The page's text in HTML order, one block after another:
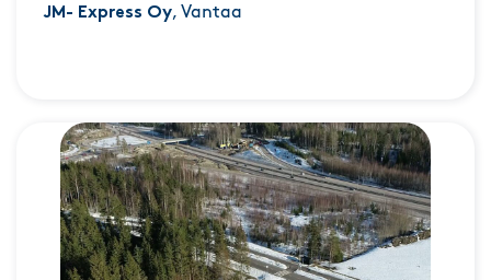
JM- Express Oy, Vantaa